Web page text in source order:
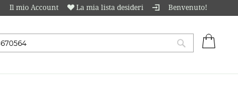
Il mio Account La mia lista desideri Benvenuto!